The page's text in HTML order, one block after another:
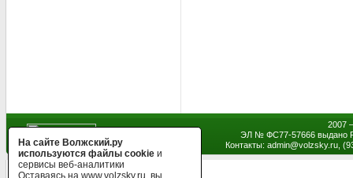
2007
ЭЛ № ФС77-57666 выдано
Контакты: admin@volzsky.ru,
На сайте Волжский.ру
используются файлы cookie и
сервисы веб-аналитики
Оставаясь на www.volzsky.ru, вы